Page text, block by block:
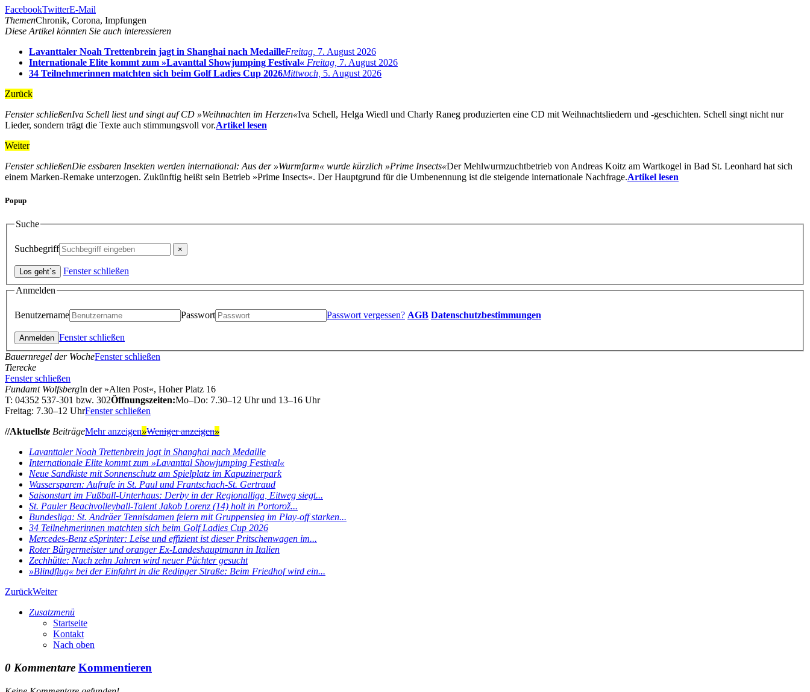
FacebookTwitterE-Mail
ThemenChronik, Corona, Impfungen
Diese Artikel könnten Sie auch interessieren
Lavanttaler Noah Trettenbrein jagt in Shanghai nach MedailleFreitag, 7. August 2026
Internationale Elite kommt zum »Lavanttal Showjumping Festival« Freitag, 7. August 2026
34 Teilnehmerinnen matchten sich beim Golf Ladies Cup 2026Mittwoch, 5. August 2026
Zurück
Fenster schließenIva Schell liest und singt auf CD »Weihnachten im Herzen«Iva Schell, Helga Wiedl und Charly Raneg produzierten eine CD mit Weihnachtsliedern und -geschichten. Schell singt nicht nur
Lieder, sondern trägt die Texte auch stimmungsvoll vor.Artikel lesen
Weiter
Fenster schließenDie essbaren Insekten werden international: Aus der »Wurmfarm« wurde kürzlich »Prime Insects«Der Mehlwurmzuchtbetrieb von Andreas Koitz am Wartkogel in Bad St. Leonhard hat sich
einem Marken-Remake unterzogen. Zukünftig heißt sein Betrieb »Prime Insects«. Der Hauptgrund für die Umbenennung ist die steigende internationale Nachfrage.Artikel lesen
Popup
Suche
Suchbegriff
Fenster schließen
Anmelden
Benutzername Passwort Passwort vergessen? AGB Datenschutzbestimmungen
Fenster schließen
Bauernregel der WocheFenster schließen
Tierecke
Fenster schließen
Fundamt WolfsbergIn der »Alten Post«, Hoher Platz 16
T: 04352 537-301 bzw. 302Öffnungszeiten:Mo–Do: 7.30–12 Uhr und 13–16 Uhr
Freitag: 7.30–12 UhrFenster schließen
//Aktuellste BeiträgeMehr anzeigen»Weniger anzeigen»
Lavanttaler Noah Trettenbrein jagt in Shanghai nach Medaille
Internationale Elite kommt zum »Lavanttal Showjumping Festival«
Neue Sandkiste mit Sonnenschutz am Spielplatz im Kapuzinerpark
Wassersparen: Aufrufe in St. Paul und Frantschach-St. Gertraud
Saisonstart im Fußball-Unterhaus: Derby in der Regionalliga, Eitweg siegt...
St. Pauler Beachvolleyball-Talent Jakob Lorenz (14) holt in Portorož...
Bundesliga: St. Andräer Tennisdamen feiern mit Gruppensieg im Play-off starken...
34 Teilnehmerinnen matchten sich beim Golf Ladies Cup 2026
Mercedes-Benz eSprinter: Leise und effizient ist dieser Pritschenwagen im...
Roter Bürgermeister und oranger Ex-Landeshauptmann in Italien
Zechhütte: Nach zehn Jahren wird neuer Pächter gesucht
»Blindflug« bei der Einfahrt in die Redinger Straße: Beim Friedhof wird ein...
ZurückWeiter
Zusatzmenü
Startseite
Kontakt
Nach oben
0 Kommentare Kommentieren